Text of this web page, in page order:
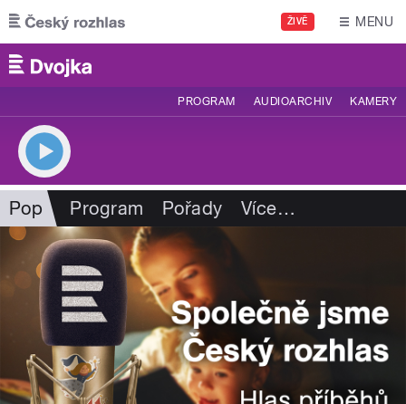
Přejít k hlavnímu obsahu
ŽIVĚ MENU
PROGRAM AUDIOARCHIV KAMERY
Pop Program Pořady Více…